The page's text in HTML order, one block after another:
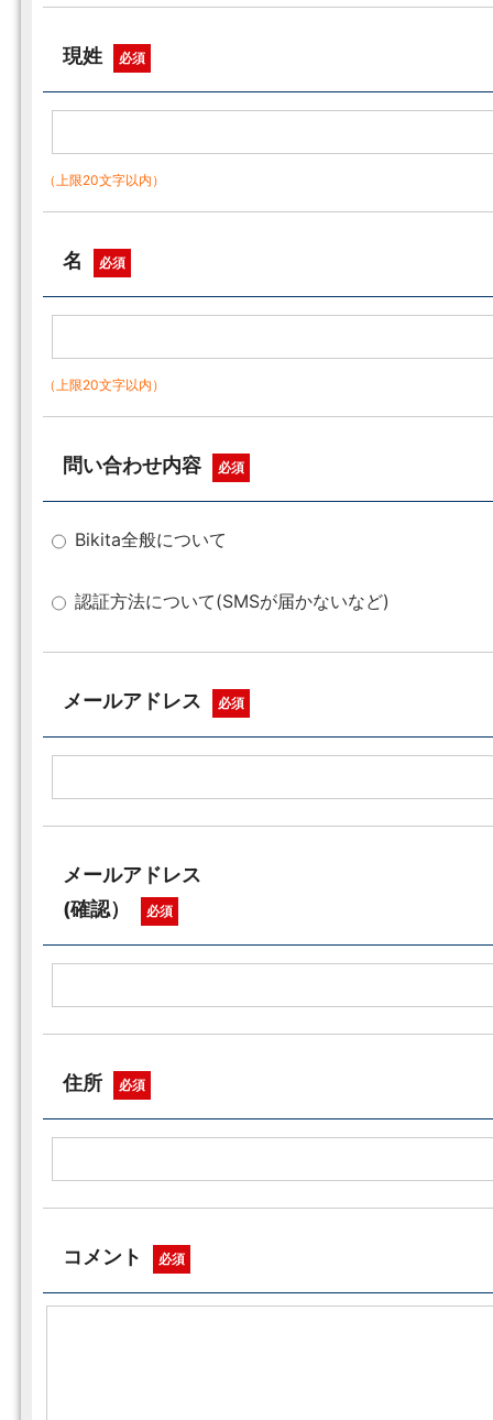
現姓 必須
（上限20文字以内）
名 必須
（上限20文字以内）
問い合わせ内容 必須
Bikita全般について
認証方法について(SMSが届かないなど)
メールアドレス 必須
メールアドレス
(確認）
必須
住所 必須
コメント 必須